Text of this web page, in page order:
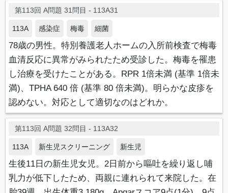
第113回 A問題 31問目 - 113A31
113A 感染症 梅毒 細菌
78歳の男性。特別養護老人ホームの入所前検査で梅毒
血清反応に異常がみられたため受診した。梅毒を罹患
し治療を受けたことがある。RPR 1倍未満 (基準 1倍未
満)、TPHA 640 倍 (基準 80 倍未満)。明らかな皮疹を
認めない。対応として適切なのはどれか。
第113回 A問題 32問目 - 113A32
113A 新生児スクリーニング 新生児
生後11日の新生児女児。2日前から嘔吐を繰り返し哺
乳力が低下したため、両親に連れられて来院した。在